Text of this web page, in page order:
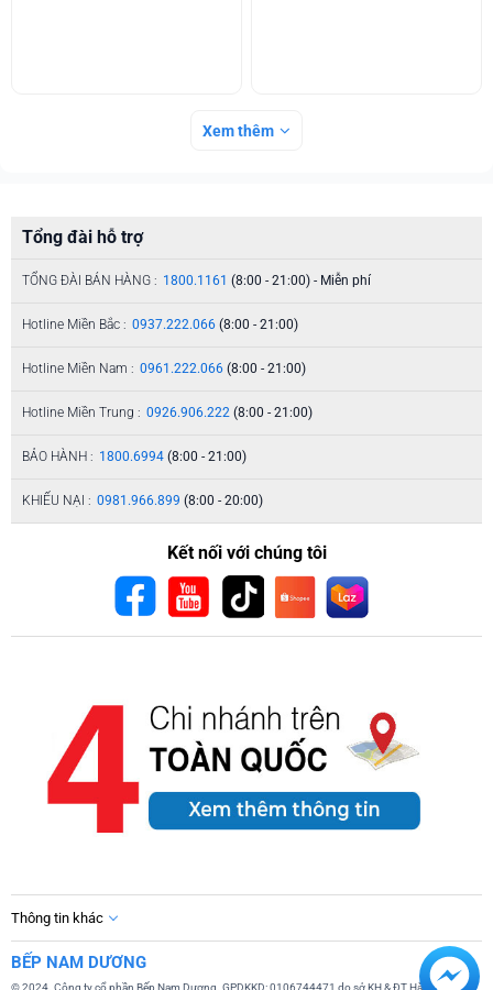
Xem thêm
Tổng đài hỗ trợ
TỔNG ĐÀI BÁN HÀNG : 1800.1161 (8:00 - 21:00) - Miễn phí
Hotline Miền Bắc : 0937.222.066 (8:00 - 21:00)
Hotline Miền Nam : 0961.222.066 (8:00 - 21:00)
Hotline Miền Trung : 0926.906.222 (8:00 - 21:00)
BẢO HÀNH : 1800.6994 (8:00 - 21:00)
KHIẾU NẠI : 0981.966.899 (8:00 - 20:00)
Kết nối với chúng tôi
Thông tin khác
BẾP NAM DƯƠNG
© 2024. Công ty cổ phần Bếp Nam Dương. GPDKKD: 0106744471 do sở KH & ĐT Hà Nội cấp